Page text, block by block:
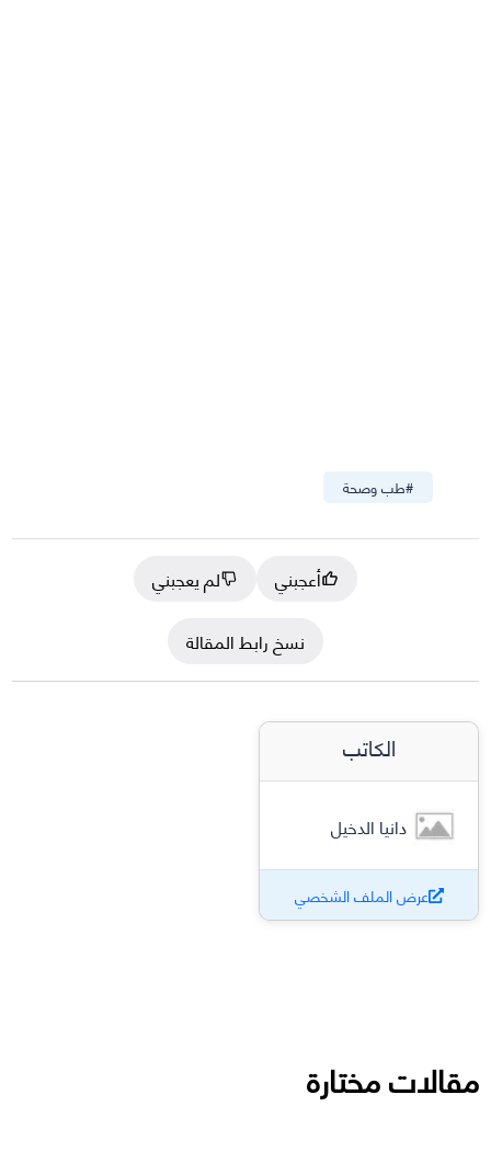
#طب وصحة
أعجبني
لم يعجبني
نسخ رابط المقالة
الكاتب
دانيا الدخيل
عرض الملف الشخصي
مقالات مختارة